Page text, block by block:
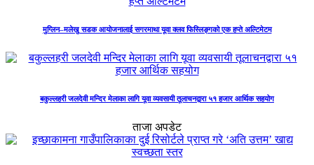
मुग्लिन–मलेखु सडक आयोजनालाई सगरमाथा यूवा क्लव फिस्लिङ्गको एक हप्ते अल्टिमेटम
बकुल्लहरी जलदेवी मन्दिर मेलाका लागि यूवा व्यवसायी तूलाचनद्वारा ५१ हजार आर्थिक सहयोग
ताजा अपडेट